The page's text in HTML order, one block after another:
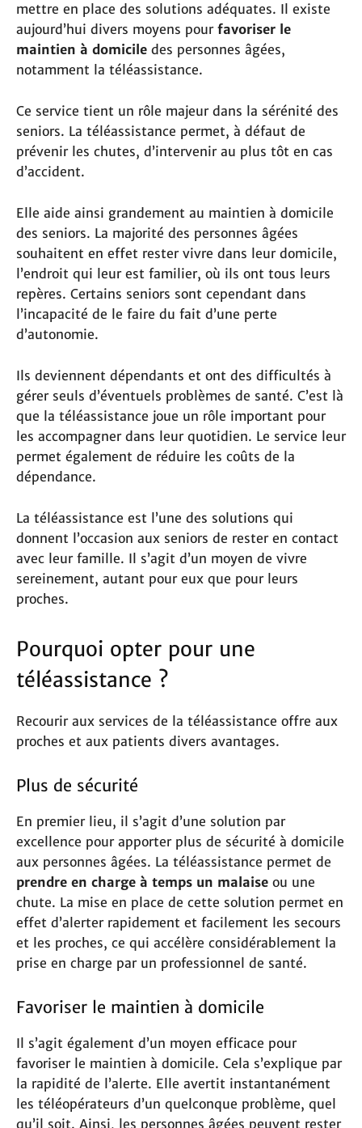
mettre en place des solutions adéquates. Il existe
aujourd’hui divers moyens pour favoriser le
maintien à domicile des personnes âgées,
notamment la téléassistance.
Ce service tient un rôle majeur dans la sérénité des
seniors. La téléassistance permet, à défaut de
prévenir les chutes, d’intervenir au plus tôt en cas
d’accident.
Elle aide ainsi grandement au maintien à domicile
des seniors. La majorité des personnes âgées
souhaitent en effet rester vivre dans leur domicile,
l’endroit qui leur est familier, où ils ont tous leurs
repères. Certains seniors sont cependant dans
l’incapacité de le faire du fait d’une perte
d’autonomie.
Ils deviennent dépendants et ont des difficultés à
gérer seuls d’éventuels problèmes de santé. C’est là
que la téléassistance joue un rôle important pour
les accompagner dans leur quotidien. Le service leur
permet également de réduire les coûts de la
dépendance.
La téléassistance est l’une des solutions qui
donnent l’occasion aux seniors de rester en contact
avec leur famille. Il s’agit d’un moyen de vivre
sereinement, autant pour eux que pour leurs
proches.
Pourquoi opter pour une
téléassistance ?
Recourir aux services de la téléassistance offre aux
proches et aux patients divers avantages.
Plus de sécurité
En premier lieu, il s’agit d’une solution par
excellence pour apporter plus de sécurité à domicile
aux personnes âgées. La téléassistance permet de
prendre en charge à temps un malaise ou une
chute. La mise en place de cette solution permet en
effet d’alerter rapidement et facilement les secours
et les proches, ce qui accélère considérablement la
prise en charge par un professionnel de santé.
Favoriser le maintien à domicile
Il s’agit également d’un moyen efficace pour
favoriser le maintien à domicile. Cela s’explique par
la rapidité de l’alerte. Elle avertit instantanément
les téléopérateurs d’un quelconque problème, quel
qu’il soit. Ainsi, les personnes âgées peuvent rester